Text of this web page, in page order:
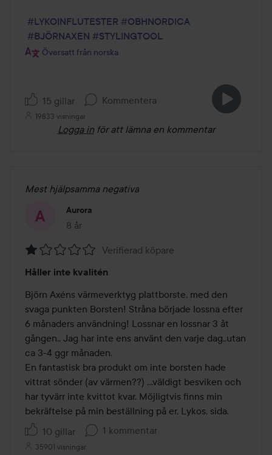
#LYKOINFLUTESTER #OBHNORDICA
#BJÖRNAXEN #STYLINGTOOL
Översatt från norska
15 gillar Kommentera
19833 visningar
Logga in för att lämna en kommentar
Mest hjälpsamma negativa
Aurora
8 år
Inlägget skapades 8 år
1
av
5
Verifierad köpare
Håller inte kvalitén
Björn Axéns värmeverktyg plattborste, med den
svaga punkten Borsten! Stråna började lossna efter
6 månaders användning! Lossnar en lossnar 3 åt
gången.. Jag har inte ens använt den varje dag..utan
ca 3-4 ggr månaden.
En fantastisk bra produkt om inte borsten hade
vittrat sönder (av värmen??) ...väldigt besviken och
har tyvärr inte kvittot kvar. Möjligtvis finns min
bekräftelse på min beställning på er, Lykos, sida.
10 gillar
1 kommentar
35901 visningar